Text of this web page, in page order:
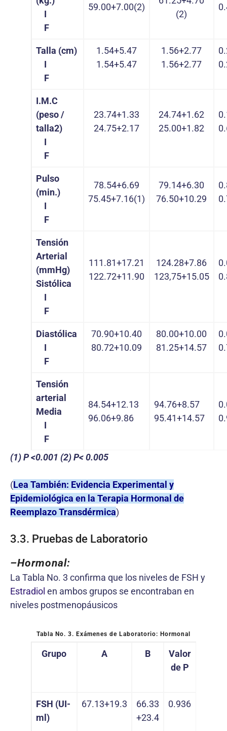
I
F
59.00+7.00(2)
(2)
Talla (cm)
I
F
1.54+5.47
1.54+5.47
1.56+2.77
1.56+2.77
I.M.C
(peso /
talla2)
I
F
23.74+1.33
24.75+2.17
24.74+1.62
25.00+1.82
Pulso
(min.)
I
F
78.54+6.69
75.45+7.16(1)
79.14+6.30
76.50+10.29
Tensión
Arterial
(mmHg)
Sistólica
I
F
111.81+17.21
122.72+11.90
124.28+7.86
123,75+15.05
Diastólica
I
F
70.90+10.40
80.72+10.09
80.00+10.00
81.25+14.57
Tensión
arterial
Media
I
F
84.54+12.13
96.06+9.86
94.76+8.57
95.41+14.57
(1) P <0.001 (2) P< 0.005
(Lea También: Evidencia Experimental y
Epidemiológica en la Terapia Hormonal de
Reemplazo Transdérmica)
3.3. Pruebas de Laboratorio
–Hormonal:
La Tabla No. 3 confirma que los niveles de FSH y
Estradiol en ambos grupos se encontraban en
niveles postmenopáusicos
Tabla No. 3. Exámenes de Laboratorio: Hormonal
Grupo A B
Valor
de P
FSH (UI-
ml)
67.13+19.3
66.33
+23.4
0.936